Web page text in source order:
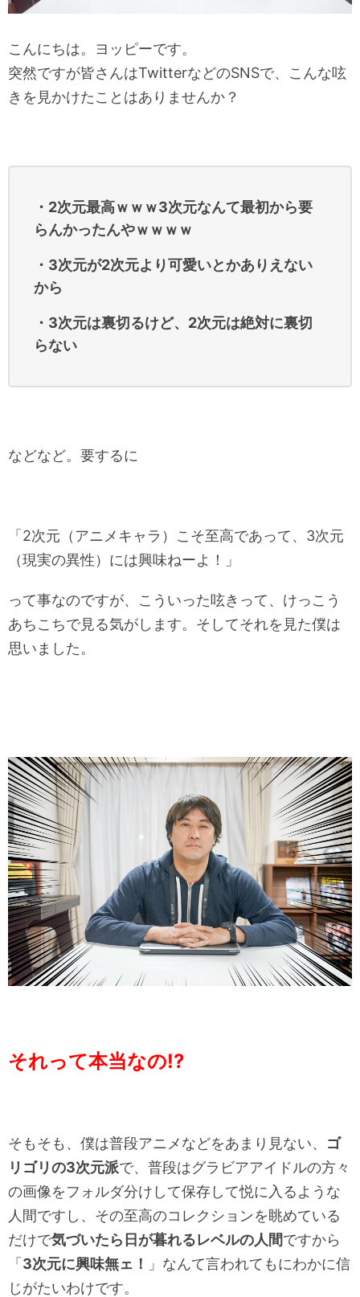
こんにちは。ヨッピーです。
突然ですが皆さんはTwitterなどのSNSで、こんな呟
きを見かけたことはありませんか？
・2次元最高ｗｗｗ3次元なんて最初から要
らんかったんやｗｗｗｗ
・3次元が2次元より可愛いとかありえない
から
・3次元は裏切るけど、2次元は絶対に裏切
らない
などなど。要するに
「2次元（アニメキャラ）こそ至高であって、3次元
（現実の異性）には興味ねーよ！」
って事なのですが、こういった呟きって、けっこう
あちこちで見る気がします。そしてそれを見た僕は
思いました。
それって本当なの!?
そもそも、僕は普段アニメなどをあまり見ない、 ゴ
リゴリの3次元派で、普段はグラビアアイドルの方々
の画像をフォルダ分けして保存して悦に入るような
人間ですし、その至高のコレクションを眺めている
だけで気づいたら日が暮れるレベルの人間ですから
「3次元に興味無ェ！
」なんて言われてもにわかに信
じがたいわけです。